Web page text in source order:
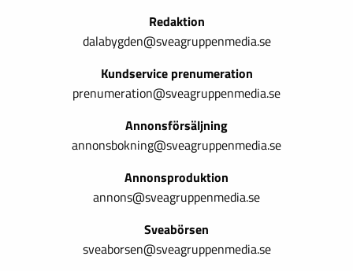
Redaktion
dalabygden@sveagruppenmedia.se
Kundservice prenumeration
prenumeration@sveagruppenmedia.se
Annonsförsäljning
annonsbokning@sveagruppenmedia.se
Annonsproduktion
annons@sveagruppenmedia.se
Sveabörsen
sveaborsen@sveagruppenmedia.se